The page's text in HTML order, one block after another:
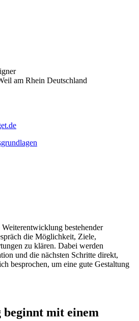
am Rhein Deutschland
bestehender
die Möglichkeit, Ziele,
zu klären. Dabei werden
und die nächsten Schritte direkt,
besprochen, um eine gute Gestaltung
beginnt mit einem